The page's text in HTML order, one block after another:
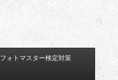
フォトマスター検定対策